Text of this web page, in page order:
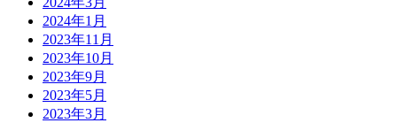
2024年1月
2023年11月
2023年10月
2023年9月
2023年5月
2023年3月